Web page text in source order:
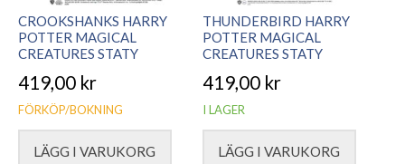
CROOKSHANKS HARRY
POTTER MAGICAL
CREATURES STATY
419,00 kr
FÖRKÖP/BOKNING
LÄGG I VARUKORG
THUNDERBIRD HARRY
POTTER MAGICAL
CREATURES STATY
419,00 kr
I LAGER
LÄGG I VARUKORG